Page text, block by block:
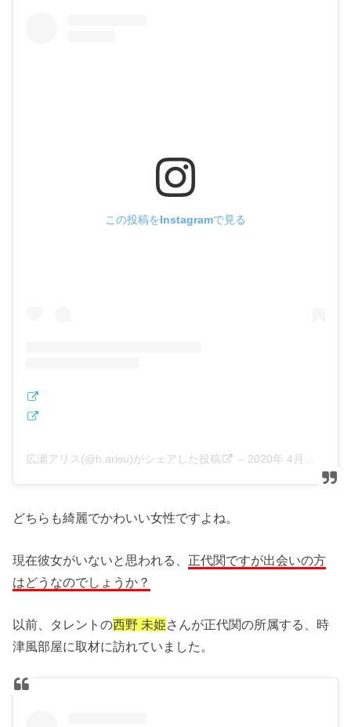
この投稿をInstagramで見る
広瀬アリス(@h.arisu)がシェアした投稿 – 2020年 4月月8日午前3時36分PDT
どちらも綺麗でかわいい女性ですよね。
現在彼女がいないと思われる、 正代関ですが出会いの方
はどうなのでしょうか？
以前、タレントの西野 未姫さんが正代関の所属する、時
津風部屋に取材に訪れていました。